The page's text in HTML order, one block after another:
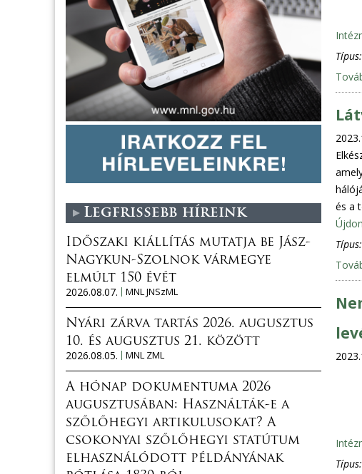
Típus:
és a
Típus:
Típus:
Legfrissebb híreink
Időszaki kiállítás mutatja be Jász-
Nagykun-Szolnok vármegye
elmúlt 150 évét
2026.08.07.
MNL JNSzML
Nyári zárva tartás 2026. augusztus
10. és augusztus 21. között
2026.08.05.
MNL ZML
A hónap dokumentuma 2026
augusztusában: Használták-e a
szőlőhegyi artikulusokat? A
csokonyai szőlőhegyi statútum
elhasználódott példányának